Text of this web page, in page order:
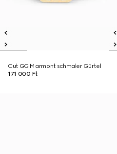
Cut GG Marmont schmaler Gürtel
171 000 Ft